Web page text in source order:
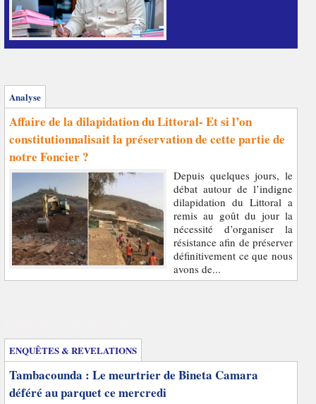
Analyse
Affaire de la dilapidation du Littoral- Et si l’on
constitutionnalisait la préservation de cette partie de
notre Foncier ?
Depuis quelques jours, le
débat autour de l’indigne
dilapidation du Littoral a
remis au goût du jour la
nécessité d’organiser la
résistance afin de préserver
définitivement ce que nous
avons de...
ENQUÊTES & REVELATIONS
Tambacounda : Le meurtrier de Bineta Camara
déféré au parquet ce mercredi